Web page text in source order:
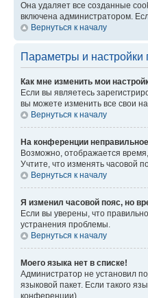
Она удаляет все созданные
включена администратором.
Вернуться к началу
Параметры и настройки
Как мне изменить мои
Если вы являетесь
вы можете изменить все свои
Вернуться к началу
На конференции
Возможно, отображается
Учтите, что изменять часовой
Вернуться к началу
Я изменил часовой пояс, но
Если вы уверены, что
устранения проблемы.
Вернуться к началу
Моего языка нет в списке!
Администратор не установил
языковой пакет. Если такого
конференции)